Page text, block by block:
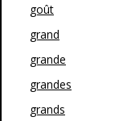
goût
grand
grande
grandes
grands